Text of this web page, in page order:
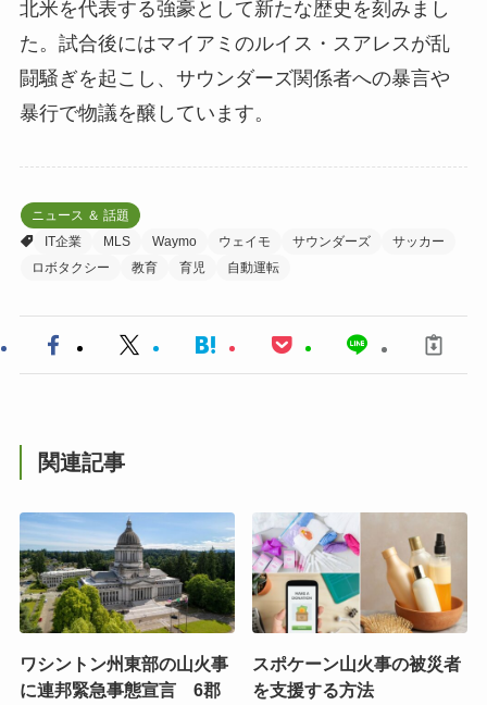
北米を代表する強豪として新たな歴史を刻みまし
た。試合後にはマイアミのルイス・スアレスが乱
闘騒ぎを起こし、サウンダーズ関係者への暴言や
暴行で物議を醸しています。
ニュース ＆ 話題
IT企業
MLS Waymo ウェイモ サウンダーズ
サッカー
ロボタクシー
教育 育児 自動運転
関連記事
ワシントン州東部の山火事
に連邦緊急事態宣言 6郡
スポケーン山火事の被災者
を支援する方法